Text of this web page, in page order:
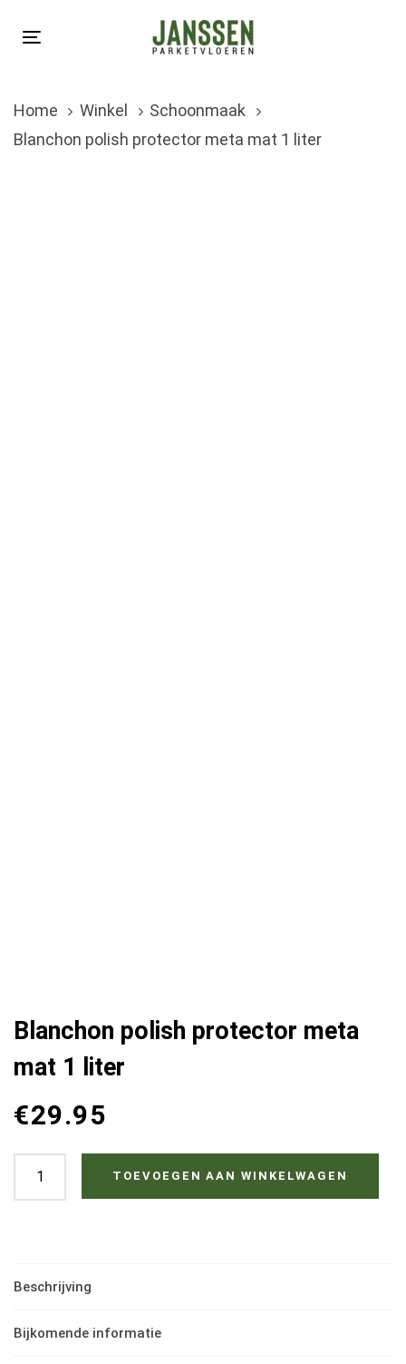
links
navigation
Skip
Toggle
Home
Winkel
Schoonmaak
Blanchon polish protector meta mat 1 liter
Blanchon polish protector meta
mat 1 liter
€29.95
Blanchon
polish
mat
liter
TOEVOEGEN AAN WINKELWAGEN
Beschrijving
Bijkomende informatie